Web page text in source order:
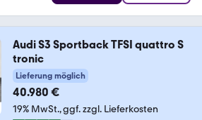
Audi S3 Sportback TFSI quattro S
tronic
Lieferung möglich
40.980 €
19% MwSt. ggf. zzgl. Lieferkosten